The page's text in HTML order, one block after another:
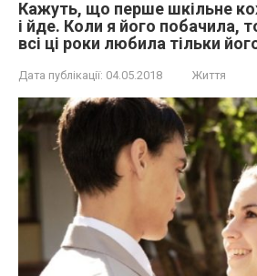
Кажуть, що перше шкільне
і йде. Коли я його побачила,
всі ці роки любила тільки
Дата публікації: 04.05.2018 Життя